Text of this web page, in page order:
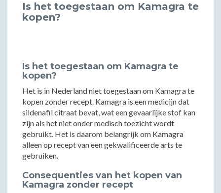
Is het toegestaan om Kamagra te
kopen?
Is het toegestaan om Kamagra te
kopen?
Het is in Nederland niet toegestaan om Kamagra te
kopen zonder recept. Kamagra is een medicijn dat
sildenafil citraat bevat, wat een gevaarlijke stof kan
zijn als het niet onder medisch toezicht wordt
gebruikt. Het is daarom belangrijk om Kamagra
alleen op recept van een gekwalificeerde arts te
gebruiken.
Consequenties van het kopen van
Kamagra zonder recept